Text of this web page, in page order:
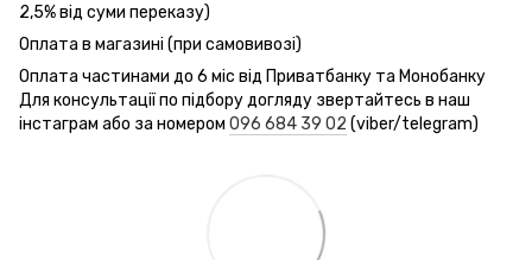
2,5% від суми переказу)
Оплата в магазині (при самовивозі)
Оплата частинами до 6 міс від Приватбанку та Монобанку
Для консультації по підбору догляду звертайтесь в наш
інстаграм або за номером 096 684 39 02 (viber/telegram)